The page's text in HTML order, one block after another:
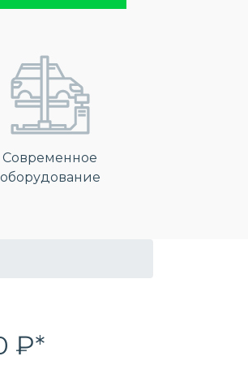
Современное
оборудование
₽*